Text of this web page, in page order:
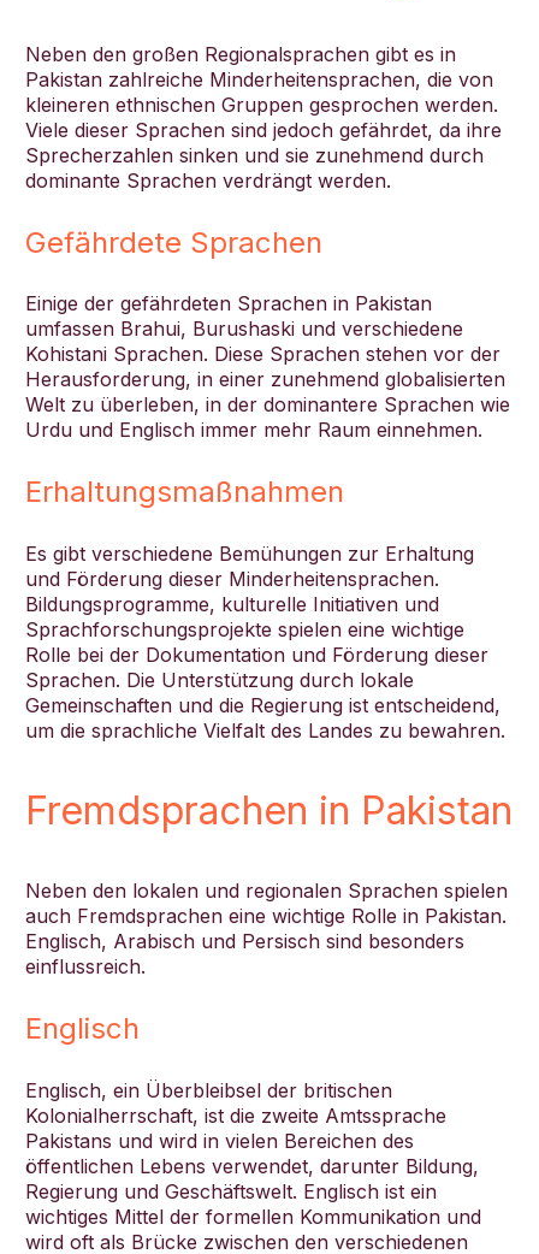
Neben den großen Regionalsprachen gibt es in
Pakistan zahlreiche Minderheitensprachen, die von
kleineren ethnischen Gruppen gesprochen werden.
Viele dieser Sprachen sind jedoch gefährdet, da ihre
Sprecherzahlen sinken und sie zunehmend durch
dominante Sprachen verdrängt werden.
Gefährdete Sprachen
Einige der gefährdeten Sprachen in Pakistan
umfassen Brahui, Burushaski und verschiedene
Kohistani Sprachen. Diese Sprachen stehen vor der
Herausforderung, in einer zunehmend globalisierten
Welt zu überleben, in der dominantere Sprachen wie
Urdu und Englisch immer mehr Raum einnehmen.
Erhaltungsmaßnahmen
Es gibt verschiedene Bemühungen zur Erhaltung
und Förderung dieser Minderheitensprachen.
Bildungsprogramme, kulturelle Initiativen und
Sprachforschungsprojekte spielen eine wichtige
Rolle bei der Dokumentation und Förderung dieser
Sprachen. Die Unterstützung durch lokale
Gemeinschaften und die Regierung ist entscheidend,
um die sprachliche Vielfalt des Landes zu bewahren.
Fremdsprachen in Pakistan
Neben den lokalen und regionalen Sprachen spielen
auch Fremdsprachen eine wichtige Rolle in Pakistan.
Englisch, Arabisch und Persisch sind besonders
einflussreich.
Englisch
Englisch, ein Überbleibsel der britischen
Kolonialherrschaft, ist die zweite Amtssprache
Pakistans und wird in vielen Bereichen des
öffentlichen Lebens verwendet, darunter Bildung,
Regierung und Geschäftswelt. Englisch ist ein
wichtiges Mittel der formellen Kommunikation und
wird oft als Brücke zwischen den verschiedenen